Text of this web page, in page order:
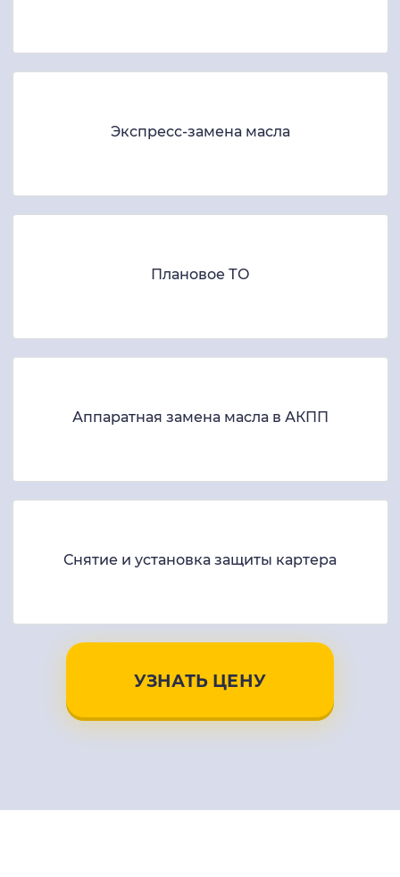
Экспресс-замена масла
Плановое ТО
Аппаратная замена масла в АКПП
Снятие и установка защиты картера
УЗНАТЬ ЦЕНУ